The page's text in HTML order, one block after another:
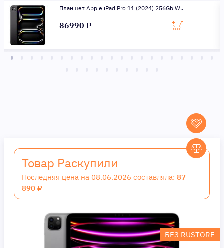
Планшет Apple iPad Pro 11 (2024) 256Gb W..
86990 ₽
Товар Раскупили
Последняя цена на 08.06.2026 составляла: 87
890 ₽
БЕЗ RUSTORE